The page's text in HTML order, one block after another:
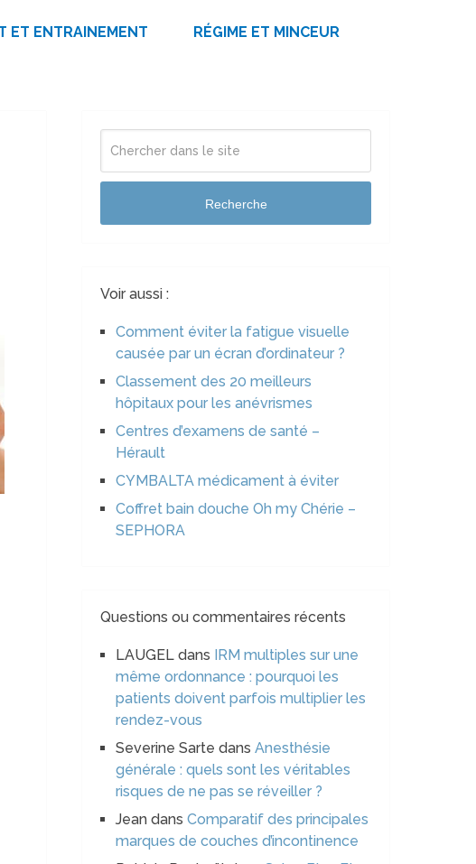
ET ENTRAINEMENT RÉGIME ET MINCEUR
Recherche
Voir aussi :
Comment éviter la fatigue visuelle
causée par un écran d’ordinateur ?
Classement des 20 meilleurs
hôpitaux pour les anévrismes
Centres d’examens de santé –
Hérault
CYMBALTA médicament à éviter
Coffret bain douche Oh my Chérie –
SEPHORA
Questions ou commentaires récents
LAUGEL dans IRM multiples sur une
même ordonnance : pourquoi les
patients doivent parfois multiplier les
rendez-vous
Severine Sarte dansAnesthésie
générale : quels sont les véritables
risques de ne pas se réveiller ?
Jean dansComparatif des principales
marques de couches d’incontinence